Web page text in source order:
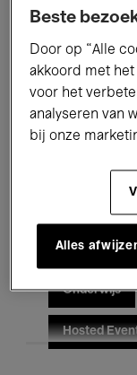
Alle
Jazz
Voor
Onderwijs
Hosted
Beste
Door op “Alle
akkoord met het
voor het
analyseren van
bij onze
Alles